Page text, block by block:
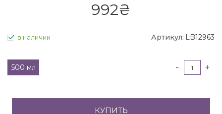
992₴
в наличии Артикул: LB12963
500 мл - +
КУПИТЬ